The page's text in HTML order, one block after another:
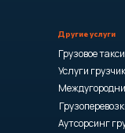
Другие услуги
Услуги
Грузовое такси
Аутсорсинг